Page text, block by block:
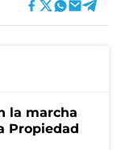
la marcha
Propiedad